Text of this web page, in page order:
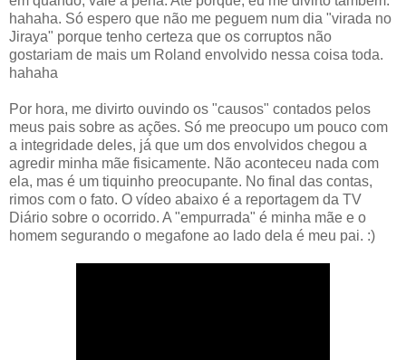
hahaha. Só espero que não me peguem num dia "virada no
Jiraya" porque tenho certeza que os corruptos não
gostariam de mais um Roland envolvido nessa coisa toda.
hahaha
Por hora, me divirto ouvindo os "causos" contados pelos
meus pais sobre as ações. Só me preocupo um pouco com
a integridade deles, já que um dos envolvidos chegou a
agredir minha mãe fisicamente. Não aconteceu nada com
ela, mas é um tiquinho preocupante. No final das contas,
rimos com o fato. O vídeo abaixo é a reportagem da TV
Diário sobre o ocorrido. A "empurrada" é minha mãe e o
homem segurando o megafone ao lado dela é meu pai. :)